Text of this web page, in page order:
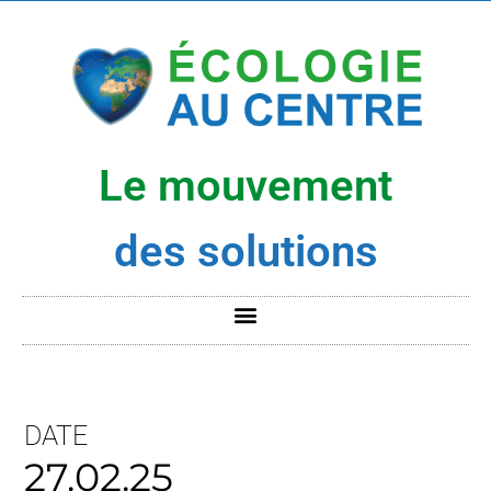
Le mouvement
des solutions
DATE
27.02.25